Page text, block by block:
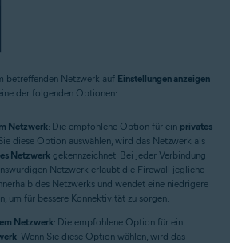
betreffenden Netzwerk auf Einstellungen anzeigen
der folgenden Optionen:
Netzwerk: Die empfohlene Option für ein privates
Sie diese Option auswählen, wird das Netzwerk als
Netzwerk gekennzeichnet. Bei jeder Verbindung
Netzwerk erlaubt die Firewall jegliche
des Netzwerks und wendet eine niedrigere
um für bessere Konnektivität zu sorgen.
Netzwerk: Die empfohlene Option für ein
. Wenn Sie diese Option wählen, wird das